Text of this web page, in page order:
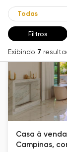
Filtros
Exibindo 7
Casa à
Campinas,